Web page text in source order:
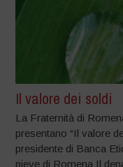
Il valore dei soldi
La Fraternità di
presentano “Il valore
presidente di Banca
pieve di Romena Il